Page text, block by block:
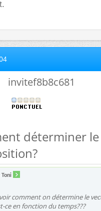
invitef8b8c681
déterminer le
Toni
comment on détermine le
ce en fonction du temps???